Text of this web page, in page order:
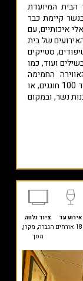
המיועדת
קיימת כבר
איכותיים, עם
של בית
סטייקים
ועוד, כמו
החמימה
והביתית ניתן להזמין אירועים בסגירה מלאה לעד 100 חוגגים, או
נשר, ובמקום
אירוע עד
ציוד נלווה
הגברה, מקרן,
מסך